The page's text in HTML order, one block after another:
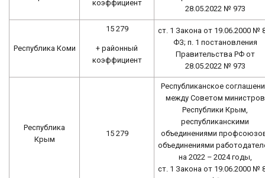
коэффициент
28.05.2022 № 973
Республика Коми
15 279
+ районный
коэффициент
ст. 1 Закона от 19.06.2000 №
ФЗ; п. 1 постановления
Правительства РФ от
28.05.2022 № 973
Республика
Крым
15 279
Республиканское
между Советом министров
Республики Крым,
республиканскими
объединениями
объединениями
на 2022 – 2024 годы,
ст. 1 Закона от 19.06.2000 №